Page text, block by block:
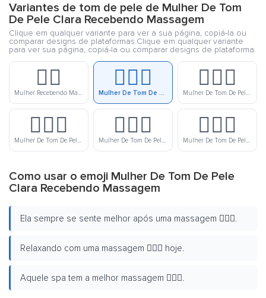
Variantes de tom de pele de Mulher De Tom
De Pele Clara Recebendo Massagem
Clique em qualquer variante para ver a sua página, copiá-la ou
comparar designs de plataformas.Clique em qualquer variante
para ver sua página, copiá-la ou comparar designs de plataforma.
💆‍♀️
Mulher Recebendo Massagem
💆🏻‍♀️
Mulher De Tom De Pele Clara Recebendo Massagem
💆🏼‍♀️
Mulher De Tom De Pele Meio Clara Recebendo Massagem
💆🏽‍♀️
Mulher De Tom De Pele Médio Recebendo Massagem
💆🏾‍♀️
Mulher De Tom De Pele Meio Escura Recebendo Massagem
💆🏿‍♀️
Mulher De Tom De Pele Escura Recebendo Massagem
Como usar o emoji Mulher De Tom De Pele
Clara Recebendo Massagem
Ela sempre se sente melhor após uma massagem 💆🏻‍♀️.
Relaxando com uma massagem 💆🏻‍♀️ hoje.
Aquele spa tem a melhor massagem 💆🏻‍♀️.